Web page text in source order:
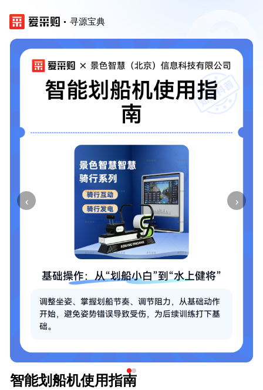
寻源宝典
‹ ›
智能划船机使用指南